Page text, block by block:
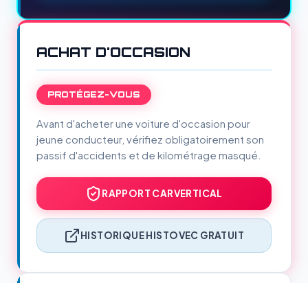
ACHAT D'OCCASION
PROTÉGEZ-VOUS
Avant d'acheter une voiture d'occasion pour
jeune conducteur, vérifiez obligatoirement son
passif d'accidents et de kilométrage masqué.
RAPPORT CARVERTICAL
HISTORIQUE HISTOVEC GRATUIT